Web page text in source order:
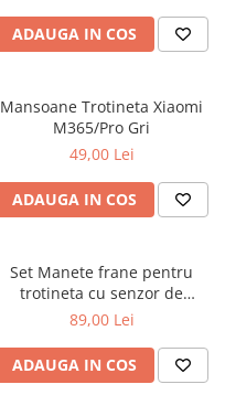
ADAUGA IN COS
Mansoane Trotineta Xiaomi
M365/Pro Gri
49,00 Lei
ADAUGA IN COS
Set Manete frane pentru
trotineta cu senzor de
alimentare
89,00 Lei
ADAUGA IN COS